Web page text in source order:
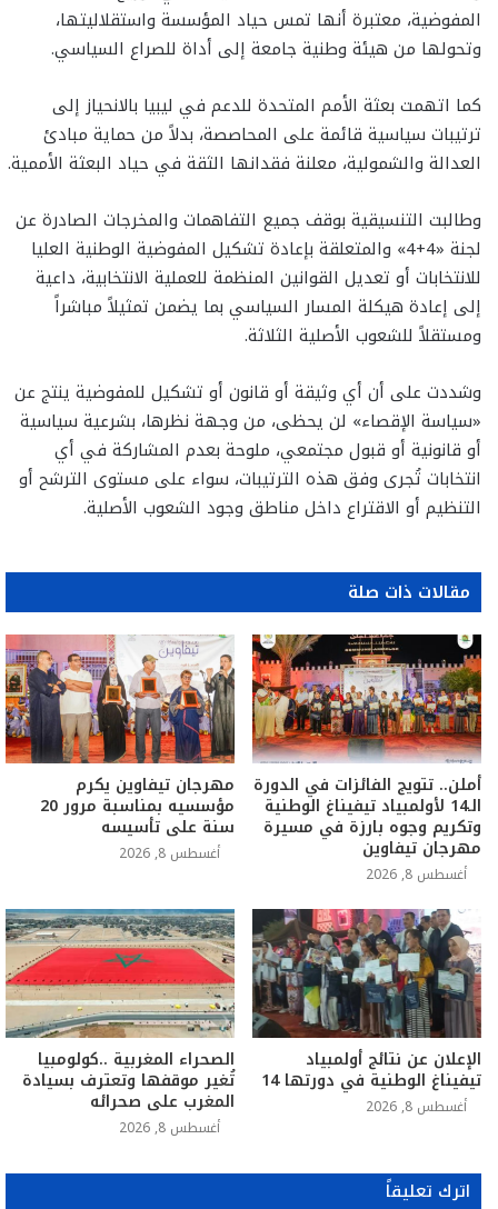
المفوضية، معتبرة أنها تمس حياد المؤسسة واستقلاليتها،
وتحولها من هيئة وطنية جامعة إلى أداة للصراع السياسي.
كما اتهمت بعثة الأمم المتحدة للدعم في ليبيا بالانحياز إلى
ترتيبات سياسية قائمة على المحاصصة، بدلاً من حماية مبادئ
العدالة والشمولية، معلنة فقدانها الثقة في حياد البعثة الأممية.
وطالبت التنسيقية بوقف جميع التفاهمات والمخرجات الصادرة عن
لجنة «4+4» والمتعلقة بإعادة تشكيل المفوضية الوطنية العليا
للانتخابات أو تعديل القوانين المنظمة للعملية الانتخابية، داعية
إلى إعادة هيكلة المسار السياسي بما يضمن تمثيلاً مباشراً
ومستقلاً للشعوب الأصلية الثلاثة.
وشددت على أن أي وثيقة أو قانون أو تشكيل للمفوضية ينتج عن
«سياسة الإقصاء» لن يحظى، من وجهة نظرها، بشرعية سياسية
أو قانونية أو قبول مجتمعي، ملوحة بعدم المشاركة في أي
انتخابات تُجرى وفق هذه الترتيبات، سواء على مستوى الترشح أو
التنظيم أو الاقتراع داخل مناطق وجود الشعوب الأصلية.
مقالات ذات صلة
أملن.. تتويج الفائزات في الدورة
الـ14 لأولمبياد تيفيناغ الوطنية
وتكريم وجوه بارزة في مسيرة
مهرجان تيفاوين
أغسطس 8, 2026
مهرجان تيفاوين يكرم
مؤسسيه بمناسبة مرور 20
سنة على تأسيسه
أغسطس 8, 2026
الإعلان عن نتائج أولمبياد
تيفيناغ الوطنية في دورتها 14
أغسطس 8, 2026
الصحراء المغربية ..كولومبيا
تُغير موقفها وتعترف بسيادة
المغرب على صحرائه
أغسطس 8, 2026
اترك تعليقاً